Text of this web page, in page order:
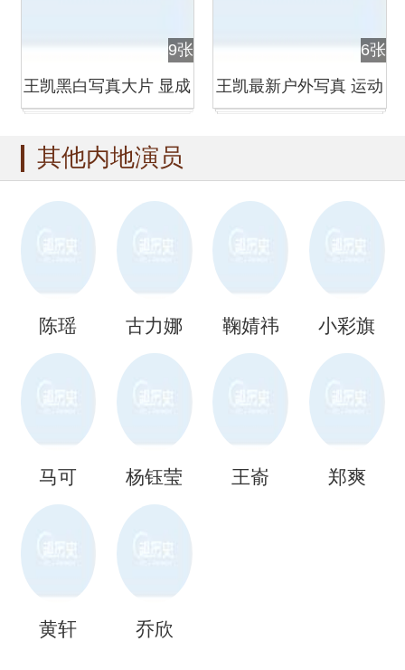
9张
王凯黑白写真大片 显成
6张
王凯最新户外写真 运动
其他内地演员
陈瑶 古力娜 鞠婧祎 小彩旗
马可 杨钰莹 王嵛 郑爽
黄轩 乔欣